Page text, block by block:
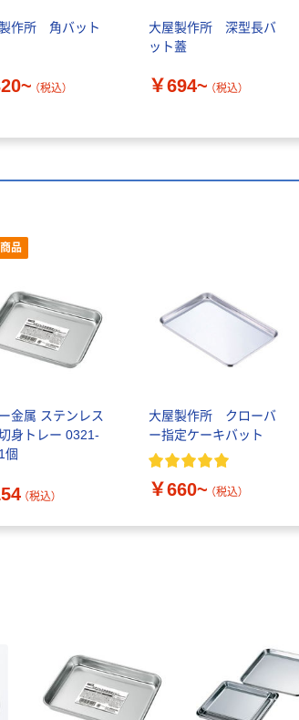
作所 角バット
（税込）
大屋製作所 深型長バ
ット蓋
￥694~ （税込）
品
金属 ステンレス
身トレー 0321-
個
（税込）
大屋製作所 クローバ
ー指定ケーキバット
￥660~ （税込）